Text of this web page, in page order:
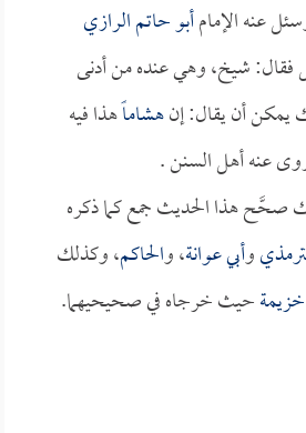
عنه الإمامأبو حاتم الرازي
شيخ، وهي عنده من أدنى
يمكن أن يقال: إنهشاماًهذا فيه
عنه أهل السنن .
صحَّح هذا الحديث جمع كما ذكره
وأبي عوانة، والحاكم، وكذلك
حيث خرجاه في صحيحيهما.